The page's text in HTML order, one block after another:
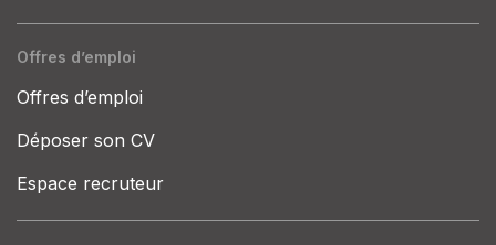
Offres d’emploi
Offres d’emploi
Déposer son CV
Espace recruteur